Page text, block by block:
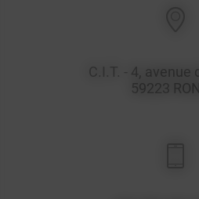
C.I.T. - 4, avenue
59223